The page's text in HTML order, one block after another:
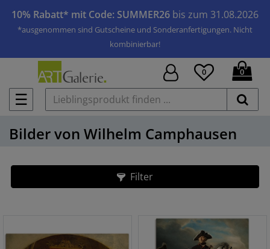
10% Rabatt* mit Code: SUMMER26 bis zum 31.08.2026
*ausgenommen sind Gutscheine und Sonderanfertigungen. Nicht
kombinierbar!
☰
0 0
Bilder von Wilhelm Camphausen
Filter